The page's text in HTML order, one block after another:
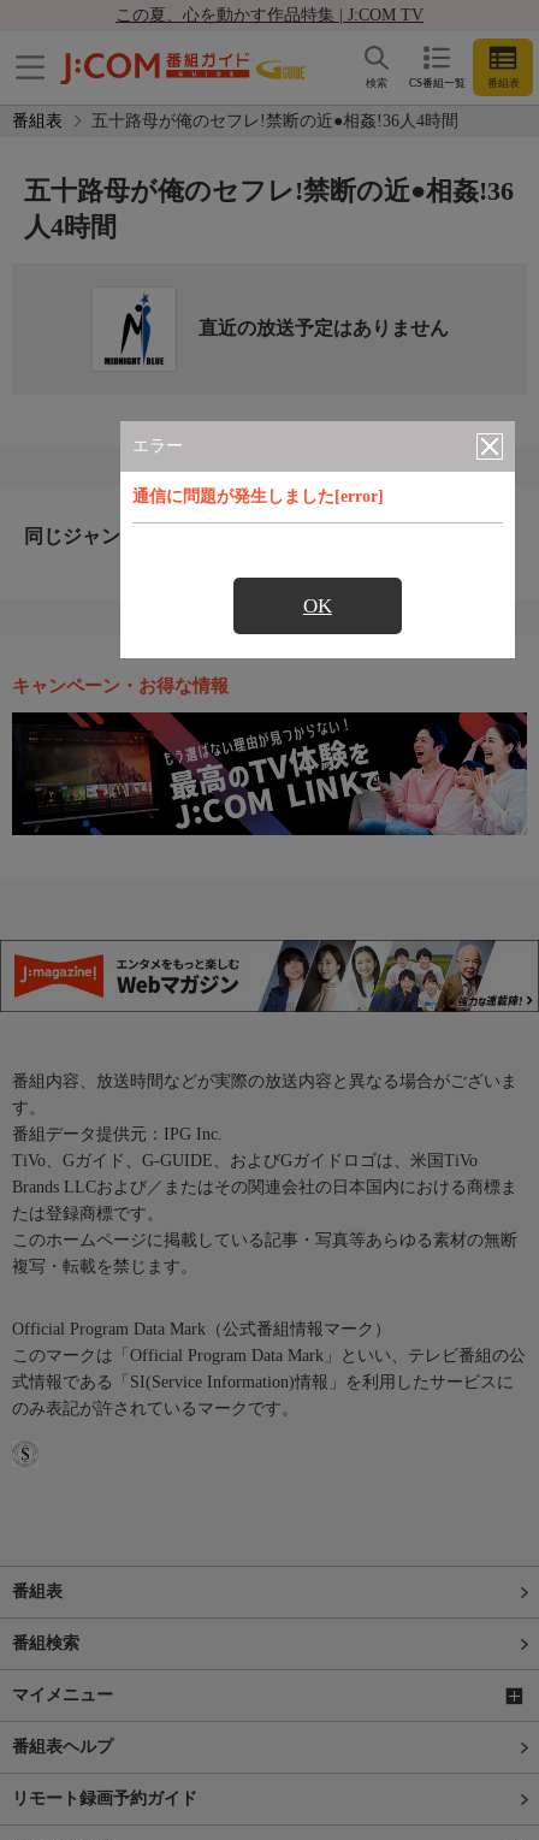
この夏、心を動かす作品特集 | J:COM TV
CS番組一覧 番組表
検索
番組表 五十路母が俺のセフレ!禁断の近●相姦!36人4時間
エラー
通信に問題が発生しました[error]
OK
五十路母が俺のセフレ!禁断の近●相姦!36
人4時間
直近の放送予定はありません
同じジャンルのおすすめ番組
キャンペーン・お得な情報
番組内容、放送時間などが実際の放送内容と異なる場合がございま
す。
番組データ提供元：IPG Inc.
TiVo、Gガイド、G-GUIDE、およびGガイドロゴは、米国TiVo
Brands LLCおよび／またはその関連会社の日本国内における商標ま
たは登録商標です。
このホームページに掲載している記事・写真等あらゆる素材の無断
複写・転載を禁じます。
Official Program Data Mark（公式番組情報マーク）
このマークは「Official Program Data Mark」といい、テレビ番組の公
式情報である「SI(Service Information)情報」を利用したサービスに
のみ表記が許されているマークです。
番組表
番組検索
マイメニュー
番組表ヘルプ
リモート録画予約ガイド